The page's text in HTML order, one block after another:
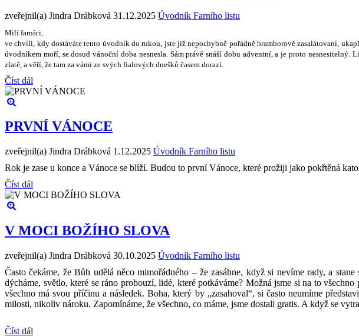
zveřejnil(a) Jindra Drábková 31.12.2025 Úvodník Farního listu
Milí farníci,
ve chvíli, kdy dostáváte tento úvodník do rukou, jste jižnepochybně pořádněbramborovězasalátovaní, ukapř
úvodníkem moří, se dosud vánoční doba nesnesla. Sám právěsnáší dobu adventní, a je proto nesnesitelný.
zlatě , a věří, že tam za vámi ze svých fialových dnešků časem dorazí.
Číst dál
PRVNÍ VÁNOCE
zveřejnil(a) Jindra Drábková 1.12.2025 Úvodník Farního listu
Rok je zase u konce a Vánoce se blíží. Budou to první Vánoce, které prožiji jako pokřtěná
Číst dál
V MOCI BOŽÍHO SLOVA
zveřejnil(a) Jindra Drábková 30.10.2025 Úvodník Farního listu
Často čekáme, že Bůh udělá něco mimořádného – že zasáhne, když si nevíme rady, a
dýcháme, světlo, které se ráno probouzí, lidé, které potkáváme? Možná jsme si na to
všechno má svou příčinu a následek. Boha, který by „zasahoval“, si často neumíme
milosti, nikoliv nároku. Zapomínáme, že všechno, co máme, jsme dostali gratis. A když se
Číst dál